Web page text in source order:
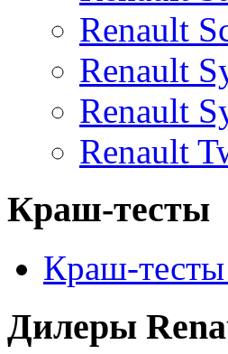
Renault
Renault
Renault
Renault
Краш-тесты
Краш-
Дилеры